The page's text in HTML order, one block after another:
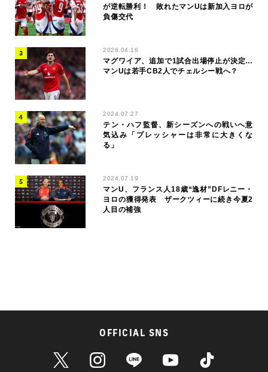
が逆転勝利！ 敗れたマンUは新加入ヨロが
負傷交代
2026.04.16
マグワイア、追加で1試合出場停止が決定…
マンUは若手CB2人でチェルシー戦へ？
2024.07.27
テン・ハフ監督、新シーズンへの戦いへ意
気込み「プレッシャーは非常に大きくな
る」
2024.07.19
マンU、フランス人18歳“逸材”DFレニー・
ヨロの獲得発表 ザークツィーに続き今夏2
人目の補強
OFFICIAL SNS